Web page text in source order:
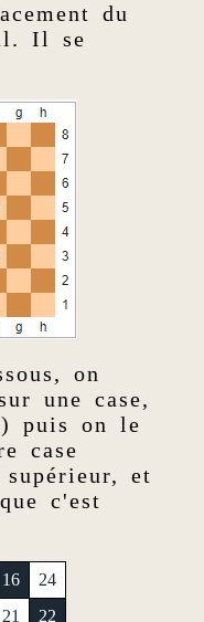
du
Il se
on
une case,
puis on le
case
et
c'est
16
24
21
22